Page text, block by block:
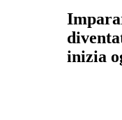
inizia